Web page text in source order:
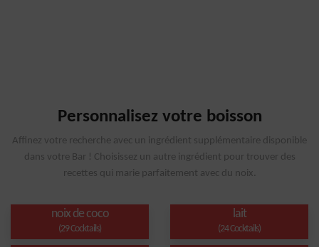
Personnalisez votre boisson
Affinez votre recherche avec un ingrédient supplémentaire disponible
dans votre Bar ! Choisissez un autre ingrédient pour trouver des
recettes qui marie parfaitement avec du noix.
noix de coco
(29 Cocktails)
lait
(24 Cocktails)